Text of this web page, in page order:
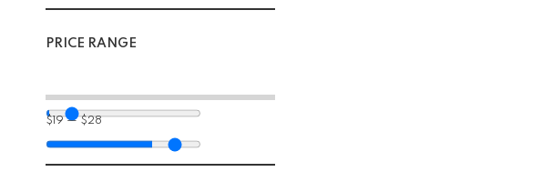
PRICE RANGE
$19—$28